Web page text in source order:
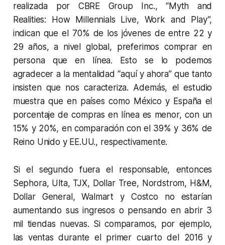
realizada por CBRE Group Inc., “Myth and
Realities: How Millennials Live, Work and Play”,
indican que el 70% de los jóvenes de entre 22 y
29 años, a nivel global, preferimos comprar en
persona que en línea. Esto se lo podemos
agradecer a la mentalidad “aquí y ahora” que tanto
insisten que nos caracteriza. Además, el estudio
muestra que en países como México y España el
porcentaje de compras en línea es menor, con un
15% y 20%, en comparación con el 39% y 36% de
Reino Unido y EE.UU., respectivamente.
Si el segundo fuera el responsable, entonces
Sephora, Ulta, TJX, Dollar Tree, Nordstrom, H&M,
Dollar General, Walmart y Costco no estarían
aumentando sus ingresos o pensando en abrir 3
mil tiendas nuevas. Si comparamos, por ejemplo,
las ventas durante el primer cuarto del 2016 y